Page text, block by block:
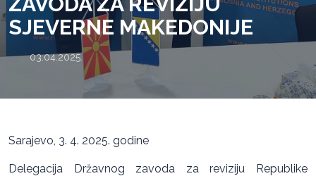
SJEVERNE MAKEDONIJE
03.04.2025.
Sarajevo, 3. 4. 2025. godine
Delegacija Državnog zavoda za reviziju Republike